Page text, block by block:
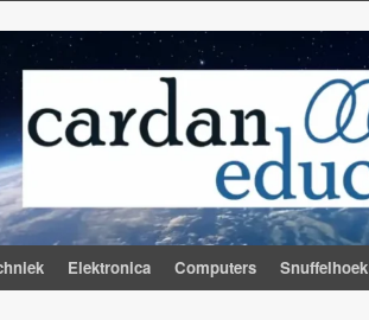
Elektronica Computers Snuffelhoek